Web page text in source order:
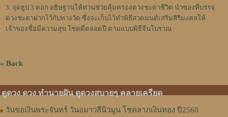
3. จุดธูป 3 ดอก อธิษฐานให้ท่านช่วยคุ้มครองดวงชะตาชีวิต นำซองที่บรรจุ
ดวงชะตาฝากไว้กับทางวัด ซึ่งจะเก็บไว้ทำพิธีสวดมนต์เสริมสิริมงคลให้
เจ้าของชื่อมีความสุข โชคดีตลอดปี ตามแบบพิธีจีนโบราณ
« Back
ดูดวง ดวง ทำนายฝัน ดูดวงสบายๆ คลายเครียด
วันขอเงินพระจันทร์ วันอมาวสีนิวมูน โชคลาภเงินทอง ปี2560